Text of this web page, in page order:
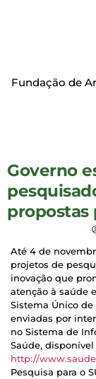
Fundação de
Governo
propostas
Até 4 de
projetos de
inovação que
atenção à saúde
Sistema Único de
enviadas por
no Sistema de
Saúde,
http://
Pesquisa para o